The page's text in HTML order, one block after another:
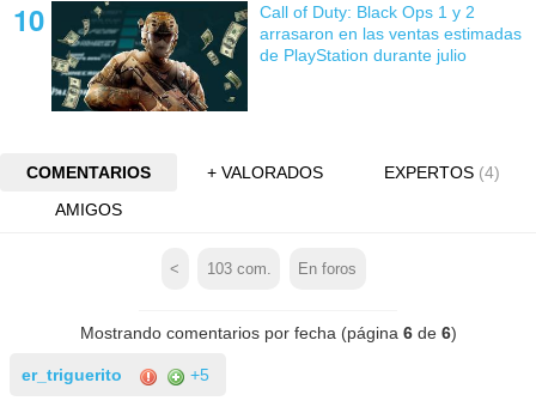
Call of Duty: Black Ops 1 y 2
arrasaron en las ventas estimadas
de PlayStation durante julio
COMENTARIOS + VALORADOS EXPERTOS (4)
AMIGOS
< 103com. En foros
Mostrando comentarios por fecha (página 6de 6)
er_triguerito +5